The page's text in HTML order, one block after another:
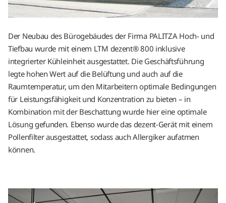
Der Neubau des Bürogebäudes der Firma PALITZA Hoch- und
Tiefbau wurde mit einem LTM dezent® 800 inklusive
integrierter Kühleinheit ausgestattet. Die Geschäftsführung
legte hohen Wert auf die Belüftung und auch auf die
Raumtemperatur, um den Mitarbeitern optimale Bedingungen
für Leistungsfähigkeit und Konzentration zu bieten – in
Kombination mit der Beschattung wurde hier eine optimale
Lösung gefunden. Ebenso wurde das dezent-Gerät mit einem
Pollenfilter ausgestattet, sodass auch Allergiker aufatmen
können.